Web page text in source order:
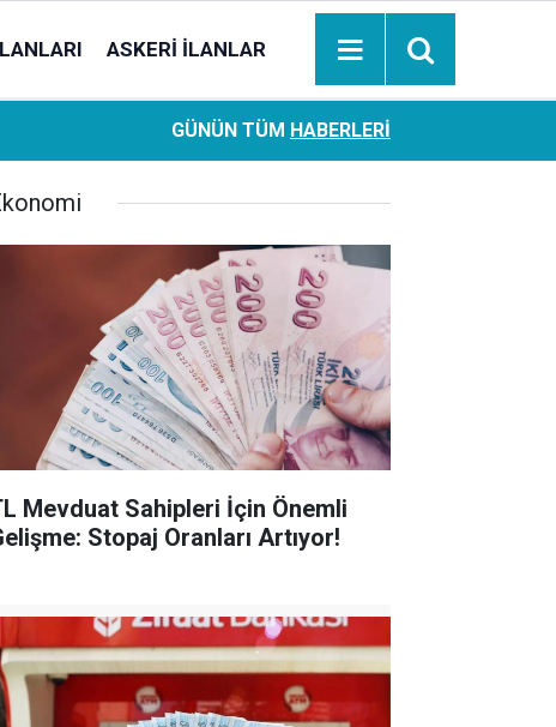
ASKERI İLANLAR
Ziraat Bankası başvuran emeklilere hemen ödeme
hesaplara geçiyor
GÜNÜN TÜM HABERLERI
Mevduat Sahipleri İçin Önemli
Stopaj Oranları Artıyor!